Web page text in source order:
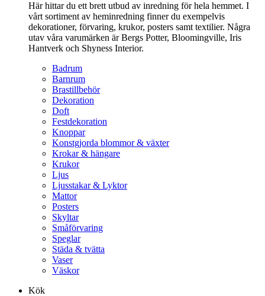
Här hittar du ett brett utbud av inredning för hela hemmet. I
vårt sortiment av heminredning finner du exempelvis
dekorationer, förvaring, krukor, posters samt textilier. Några
utav våra varumärken är Bergs Potter, Bloomingville, Iris
Hantverk och Shyness Interior.
Badrum
Barnrum
Brastillbehör
Dekoration
Doft
Festdekoration
Knoppar
Konstgjorda blommor & växter
Krokar & hängare
Krukor
Ljus
Ljusstakar & Lyktor
Mattor
Posters
Skyltar
Småförvaring
Speglar
Städa & tvätta
Vaser
Väskor
Kök